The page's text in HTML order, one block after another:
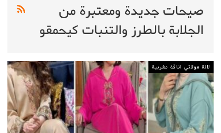
صيحات جديدة ومعتبرة من
الجلابة بالطرز والتنبات كيحمقو
لالة مولاتي اناقة مغربية